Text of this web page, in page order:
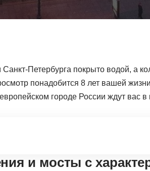
Петербурга покрыто водой, а
понадобится 8 лет вашей
городе России ждут вас
и мосты с